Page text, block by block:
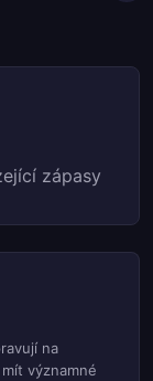
zápasy
na
významné